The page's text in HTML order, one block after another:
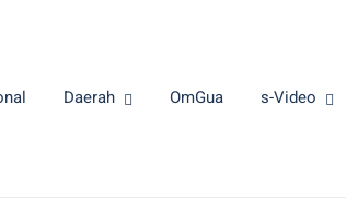
Daerah OmGua s-Video